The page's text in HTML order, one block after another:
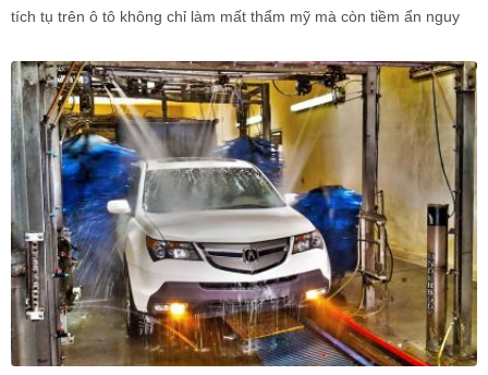
tích tụ trên ô tô không chỉ làm mất thẩm mỹ mà còn tiềm ẩn nguy
cần lưu ý tránh những sai lầm dưới đây để bảo vệ xe một cách tốt
nhất.